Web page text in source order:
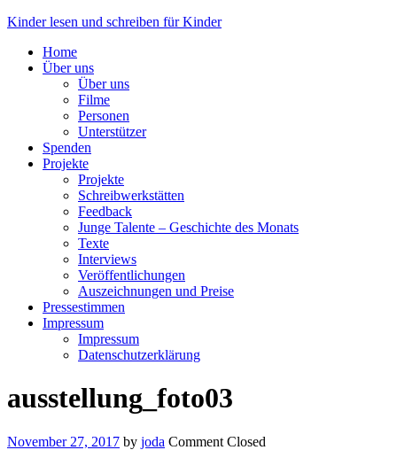
Skip
content
Kinder lesen und schreiben für Kinder
Home
Über uns
Über uns
Filme
Personen
Unterstützer
Spenden
Projekte
Projekte
Schreibwerkstätten
Feedback
Junge Talente – Geschichte des Monats
Texte
Interviews
Veröffentlichungen
Auszeichnungen und Preise
Pressestimmen
Impressum
Impressum
Datenschutzerklärung
ausstellung_foto03
November 27, 2017 by joda Comment Closed